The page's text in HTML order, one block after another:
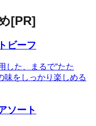
[PR]
ビーフ
した、まるで“たた
味をしっかり楽しめる
ソート